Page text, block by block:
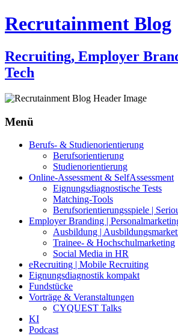
Recrutainment Blog
Recruiting, Employer
Tech
Menü
Zum
Berufs- & Studienorientierung
Berufsorientierung
Studienorientierung
Online-Assessment & SelfAssessment
Eignungsdiagnostische Tests
Matching-Tools
Berufsorientierungsspiele |
Employer Branding |
Ausbildung |
Trainee- & Hochschulmarketing
Social Media in HR
eRecruiting | Mobile Recruiting
Eignungsdiagnostik kompakt
Fundstücke
Vorträge & Veranstaltungen
CYQUEST Talks
KI
Podcast